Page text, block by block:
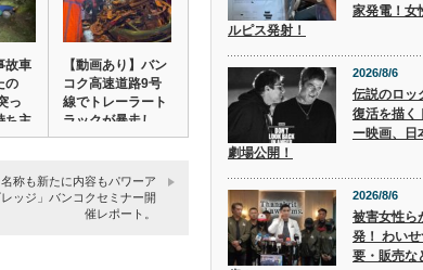
故車
の
っ
ち主
【動画あり】バン
コク高速道路9号
線でトレーラート
ラックが暴走し、
…
称も新たに内容もパワーア
ッジ」バンコクセミナー開
催レポート。
家発電！女
ルピス発射！
2026/8/6
伝説のロッ
復活を描く
ー映画、日
劇場公開！
2026/8/6
被害女性ら
発！ わい
要・販売な